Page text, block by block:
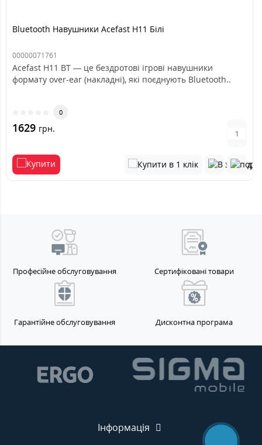
Bluetooth Навушники Acefast H11 Білі
00000071761
Acefast H11 BT — це бездротові ігрові навушники
формату over-ear (накладні), які поєднують Bluetooth..
0
1629 грн.
Професійне обслуговування Сертифіковані товари
Гарантійне обслуговування Дисконтна програма
Інформація